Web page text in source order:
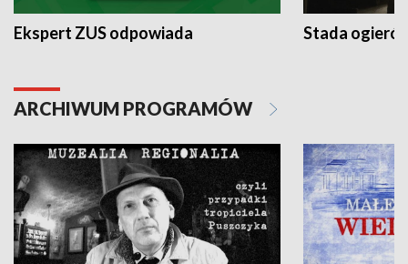
Ekspert ZUS odpowiada Stada
ARCHIWUM PROGRAMÓW